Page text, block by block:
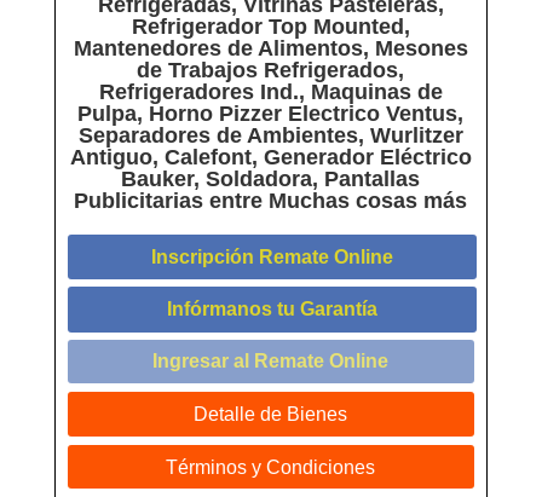
Refrigeradas, Vitrinas Pasteleras,
Refrigerador Top Mounted,
Mantenedores de Alimentos, Mesones
de Trabajos Refrigerados,
Refrigeradores Ind., Maquinas de
Pulpa, Horno Pizzer Electrico Ventus,
Separadores de Ambientes, Wurlitzer
Antiguo, Calefont, Generador Eléctrico
Bauker, Soldadora, Pantallas
Publicitarias entre Muchas cosas más
Inscripción Remate Online
Infórmanos tu Garantía
Ingresar al Remate Online
Detalle de Bienes
Términos y Condiciones